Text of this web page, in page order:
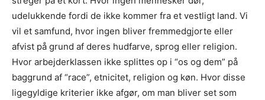
udelukkende fordi de ikke kommer fra et vestligt land. Vi
vil et samfund, hvor ingen bliver fremmedgjorte eller
afvist på grund af deres hudfarve, sprog eller religion.
Hvor arbejderklassen ikke splittes op i “os og dem” på
baggrund af “race”, etnicitet, religion og køn. Hvor disse
ligegyldige kriterier ikke afgør, om man bliver set som